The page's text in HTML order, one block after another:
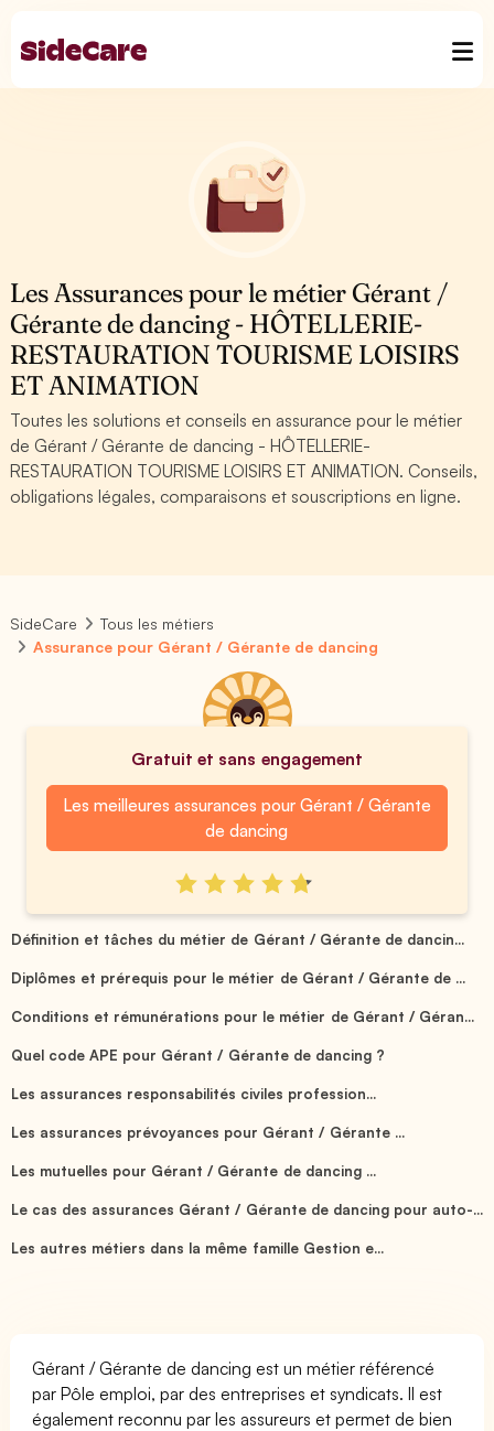
Les Assurances pour le métier Gérant /
Gérante de dancing - HÔTELLERIE-
RESTAURATION TOURISME LOISIRS
ET ANIMATION
Toutes les solutions et conseils en assurance pour le métier
de Gérant / Gérante de dancing - HÔTELLERIE-
RESTAURATION TOURISME LOISIRS ET ANIMATION. Conseils,
obligations légales, comparaisons et souscriptions en ligne.
SideCare
Tous les métiers
Assurance pour Gérant / Gérante de dancing
Gratuit et sans engagement
Les meilleures assurances pour Gérant / Gérante
de dancing
Définition et tâches du métier de Gérant / Gérante de dancin...
Diplômes et prérequis pour le métier de Gérant / Gérante de ...
Conditions et rémunérations pour le métier de Gérant / Géran...
Quel code APE pour Gérant / Gérante de dancing ?
Les assurances responsabilités civiles profession...
Les assurances prévoyances pour Gérant / Gérante ...
Les mutuelles pour Gérant / Gérante de dancing ...
Le cas des assurances Gérant / Gérante de dancing pour auto-...
Les autres métiers dans la même famille Gestion e...
Gérant / Gérante de dancing est un métier référencé
par Pôle emploi, par des entreprises et syndicats. Il est
également reconnu par les assureurs et permet de bien